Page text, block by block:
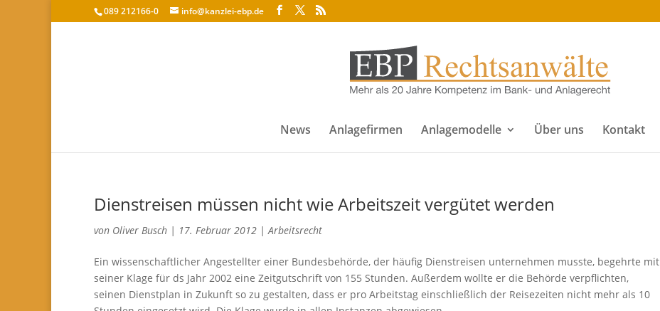
089 212166-0 info@kanzlei-ebp.de
News Anlagefirmen Anlagemodelle Über uns Kontakt
Dienstreisen müssen nicht wie Arbeitszeit vergütet werden
von Oliver Busch | 17. Februar 2012 |Arbeitsrecht
Ein wissenschaftlicher Angestellter einer Bundesbehörde, der häufig Dienstreisen unternehmen musste, begehrte mit
seiner Klage für ds Jahr 2002 eine Zeitgutschrift von 155 Stunden. Außerdem wollte er die Behörde verpflichten,
seinen Dienstplan in Zukunft so zu gestalten, dass er pro Arbeitstag einschließlich der Reisezeiten nicht mehr als 10